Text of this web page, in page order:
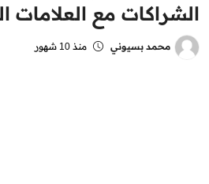
العالم
الرياضة
الشراكات مع العلامات
محمد بسيوني منذ 10 شهور